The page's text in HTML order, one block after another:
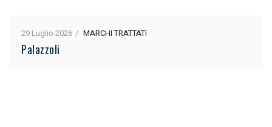
29 Luglio 2026 MARCHI TRATTATI
Palazzoli